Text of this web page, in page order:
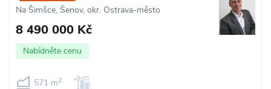
Na Šimšce, Šenov, okr. Ostrava-město
8 490 000 Kč
Nabídněte cenu
571 m2